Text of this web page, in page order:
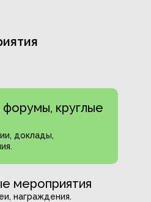
круглые
доклады,
мероприятия
награждения.